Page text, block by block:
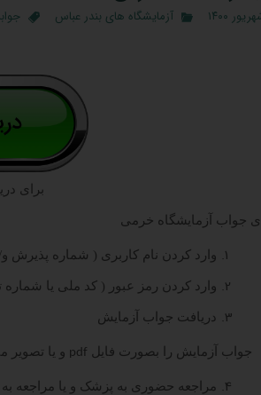
آزمایشگاه های بندر عباس
برای
جواب آزمایشگاه خرمی
وارد کردن نام کاربری ( شماره پذیرش
وارد کردن رمز عبور ( کد ملی یا
دریافت جواب آزمایش
جواب آزمایش را بصورت فایل pdf و یا تصویر
مراجعه حضوری به پزشک و یا مراجعه به